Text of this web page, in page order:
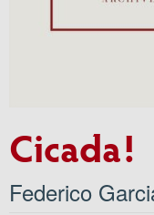
Cicada!
Federico